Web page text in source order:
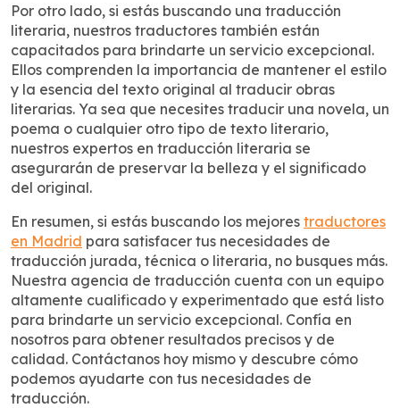
Por otro lado, si estás buscando una traducción
literaria, nuestros traductores también están
capacitados para brindarte un servicio excepcional.
Ellos comprenden la importancia de mantener el estilo
y la esencia del texto original al traducir obras
literarias. Ya sea que necesites traducir una novela, un
poema o cualquier otro tipo de texto literario,
nuestros expertos en traducción literaria se
asegurarán de preservar la belleza y el significado
del original.
En resumen, si estás buscando los mejores traductores
en Madrid para satisfacer tus necesidades de
traducción jurada, técnica o literaria, no busques más.
Nuestra agencia de traducción cuenta con un equipo
altamente cualificado y experimentado que está listo
para brindarte un servicio excepcional. Confía en
nosotros para obtener resultados precisos y de
calidad. Contáctanos hoy mismo y descubre cómo
podemos ayudarte con tus necesidades de
traducción.